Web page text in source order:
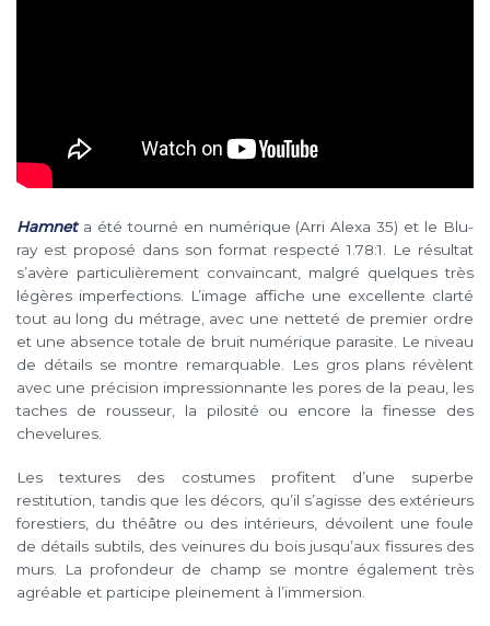
Hamneta été tourné en numérique (Arri Alexa 35) et le Blu-
ray est proposé dans son format respecté 1.78:1. Le résultat
s’avère particulièrement convaincant, malgré quelques très
légères imperfections. L’image affiche une excellente clarté
tout au long du métrage, avec une netteté de premier ordre
et une absence totale de bruit numérique parasite. Le niveau
de détails se montre remarquable. Les gros plans révèlent
avec une précision impressionnante les pores de la peau, les
taches de rousseur, la pilosité ou encore la finesse des
chevelures.
Les textures des costumes profitent d’une superbe
restitution, tandis que les décors, qu’il s’agisse des extérieurs
forestiers, du théâtre ou des intérieurs, dévoilent une foule
de détails subtils, des veinures du bois jusqu’aux fissures des
murs. La profondeur de champ se montre également très
agréable et participe pleinement à l’immersion.